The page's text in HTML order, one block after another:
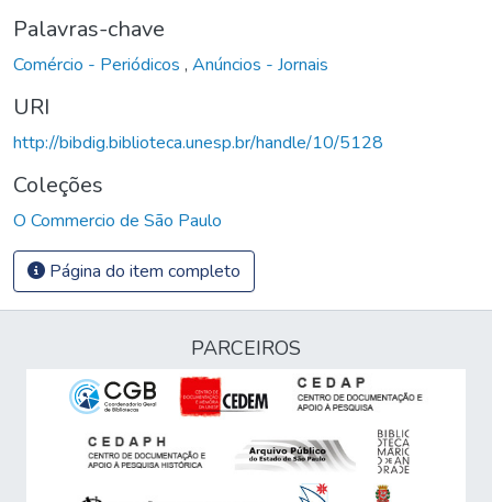
Palavras-chave
Comércio - Periódicos , Anúncios - Jornais
URI
http://bibdig.biblioteca.unesp.br/handle/10/5128
Coleções
O Commercio de São Paulo
Página do item completo
PARCEIROS